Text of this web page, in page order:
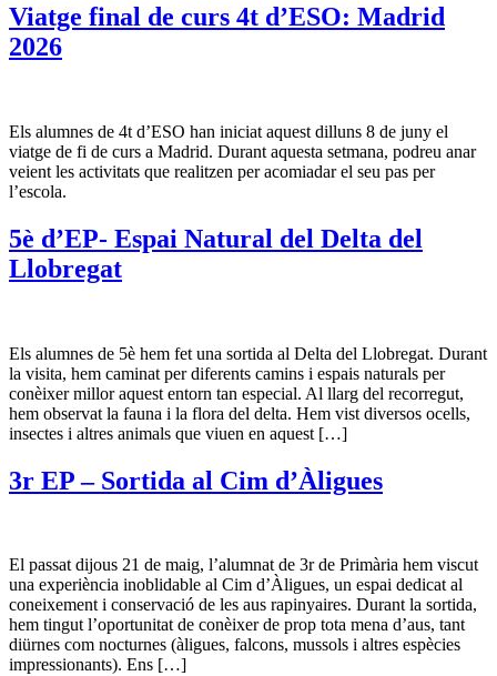
Viatge final de curs 4t d’ESO: Madrid
2026
Els alumnes de 4t d’ESO han iniciat aquest dilluns 8 de juny el
viatge de fi de curs a Madrid. Durant aquesta setmana, podreu anar
veient les activitats que realitzen per acomiadar el seu pas per
l’escola.
5è d’EP- Espai Natural del Delta del
Llobregat
Els alumnes de 5è hem fet una sortida al Delta del Llobregat. Durant
la visita, hem caminat per diferents camins i espais naturals per
conèixer millor aquest entorn tan especial. Al llarg del recorregut,
hem observat la fauna i la flora del delta. Hem vist diversos ocells,
insectes i altres animals que viuen en aquest […]
3r EP – Sortida al Cim d’Àligues
El passat dijous 21 de maig, l’alumnat de 3r de Primària hem viscut
una experiència inoblidable al Cim d’Àligues, un espai dedicat al
coneixement i conservació de les aus rapinyaires. Durant la sortida,
hem tingut l’oportunitat de conèixer de prop tota mena d’aus, tant
diürnes com nocturnes (àligues, falcons, mussols i altres espècies
impressionants). Ens […]